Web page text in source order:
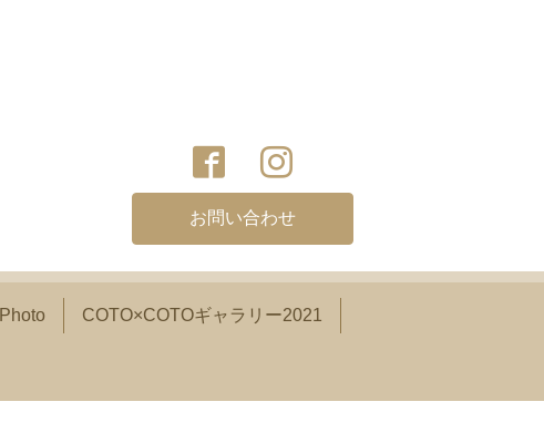
お問い合わせ
COTO×COTOギャラリー2021